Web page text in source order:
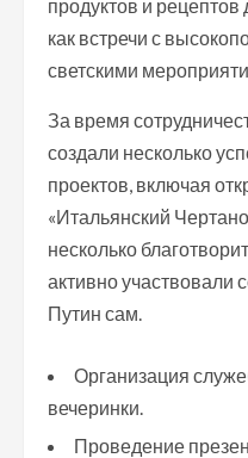
продуктов и рецептов
как встречи с
светскими
За время
создали несколько
проектов, включая
«Итальянский
несколько
активно участвовали
Путин сам.
Организация
вечеринки.
Проведение